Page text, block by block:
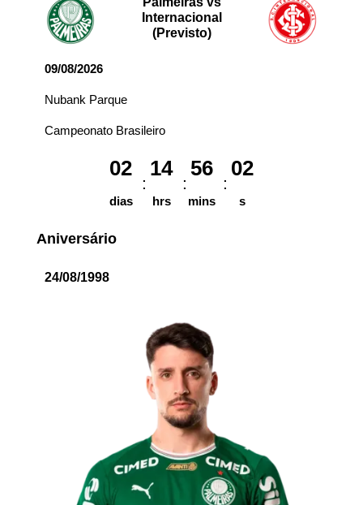
Internacional
(Previsto)
09/08/2026
Nubank Parque
Campeonato Brasileiro
02
dias
14
hrs
56
mins
02
s
Aniversário
24/08/1998